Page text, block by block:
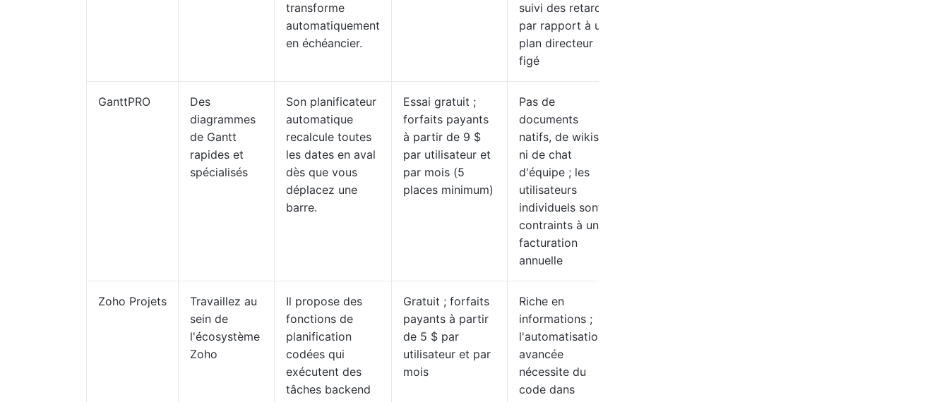
transforme
automatiquement
en échéancier.
suivi des retards
par rapport à un
plan directeur
figé
GanttPRO
Des
diagrammes
de Gantt
rapides et
spécialisés
Son planificateur
automatique
recalcule toutes
les dates en aval
dès que vous
déplacez une
barre.
Essai gratuit ;
forfaits payants
à partir de 9 $
par utilisateur et
par mois (5
places minimum)
Pas de
documents
natifs, de wikis
ni de chat
d'équipe ; les
utilisateurs
individuels sont
contraints à une
facturation
annuelle
Zoho Projets
Travaillez au
sein de
l'écosystème
Zoho
Il propose des
fonctions de
planification
codées qui
exécutent des
tâches backend
Gratuit ; forfaits
payants à partir
de 5 $ par
utilisateur et par
mois
Riche en
informations ;
l'automatisation
avancée
nécessite du
code dans